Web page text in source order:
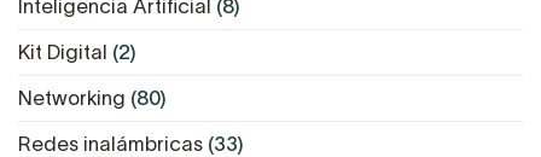
Inteligencia Artificial (8)
Kit Digital (2)
Networking (80)
Redes inalámbricas (33)